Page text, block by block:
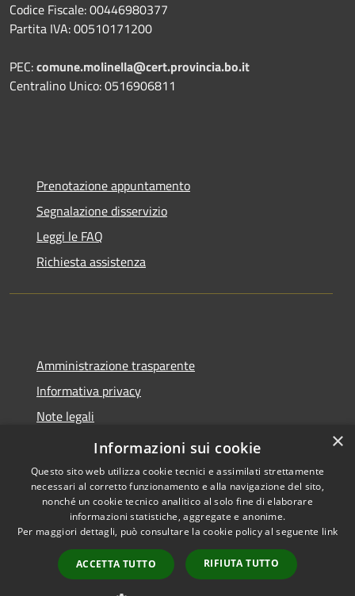
Codice Fiscale: 00446980377
Partita IVA: 00510171200
PEC:comune.molinella@cert.provincia.bo.it
Centralino Unico: 0516906811
Prenotazione appuntamento
Segnalazione disservizio
Leggi le FAQ
Richiesta assistenza
Amministrazione trasparente
Informativa privacy
Note legali
Dichiarazione di accessibilità
Accessibilità
Copyright © 2026 • Comune di
Molinella • Powered by
Municipium•
Accesso
redazione
×
Informazioni sui cookie
Questo sito web utilizza cookie tecnici e assimilati strettamente
necessari al corretto funzionamento e alla navigazione del sito,
nonché un cookie tecnico analitico al solo fine di elaborare
informazioni statistiche, aggregate e anonime.
Per maggiori dettagli, può consultare la cookie policy al seguente link
ACCETTA TUTTO RIFIUTA TUTTO